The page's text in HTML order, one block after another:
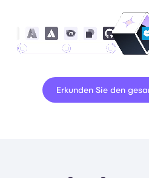
Erkunden Sie den